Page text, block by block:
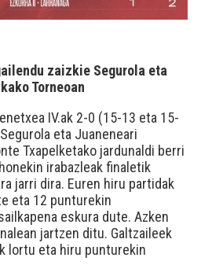
zaizkie Segurola eta
Torneoan
IV.ak 2-0 (15-13 eta 15-
eta Juaneneari
Txapelketako jardunaldi berri
irabazleak finaletik
jarri dira. Euren hiru partidak
eta 12 punturekin
eskura dute. Azken
jartzen ditu. Galtzaileek
lortu eta hiru punturekin